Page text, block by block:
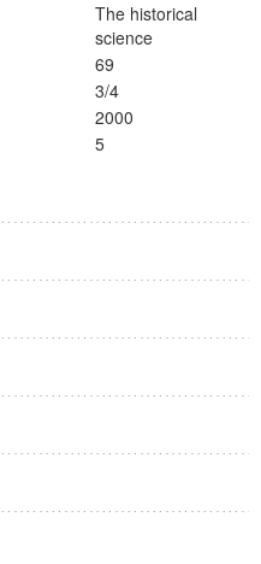
The historical
science
69
3/4
2000
5